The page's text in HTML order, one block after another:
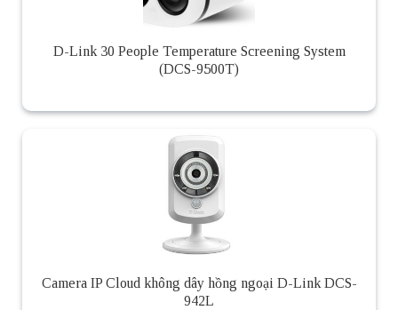
D-Link 30 People Temperature Screening System
(DCS-9500T)
Camera IP Cloud không dây hồng ngoại D-Link DCS-
942L